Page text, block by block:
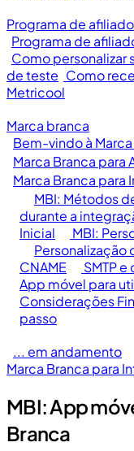
Programa de
Programa de
Como personalizar
de teste Como
Metricool
Marca branca
Bem-vindo à
Marca Branca para
Marca Branca para
MBI: Métodos
durante a
Inicial
MBI:
Personalização
CNAME
SMTP
App móvel para
Considerações
passo
... em andamento
Marca Branca para
MBI: App
Branca